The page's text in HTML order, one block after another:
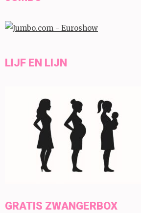
LIJF EN LIJN
GRATIS ZWANGERBOX